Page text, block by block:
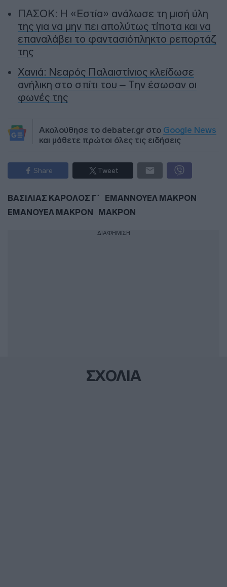
ΠΑΣΟΚ: Η «Εστία» ανάλωσε τη μισή ύλη
της για να μην πει απολύτως τίποτα και να
επαναλάβει το φαντασιόπληκτο ρεπορτάζ
της
Χανιά: Νεαρός Παλαιστίνιος κλείδωσε
ανήλικη στο σπίτι του – Την έσωσαν οι
φωνές της
Ακολούθησε το debater.gr στο Google News
και μάθετε πρώτοι όλες τις ειδήσεις
Share Tweet
ΒΑΣΙΛΙΑΣ ΚΑΡΟΛΟΣ Γ΄
ΕΜΑΝΝΟΥΕΛ ΜΑΚΡΟΝ
ΕΜΑΝΟΥΕΛ ΜΑΚΡΟΝ
ΜΑΚΡΟΝ
ΔΙΑΦΗΜΙΣΗ
ΣΧΟΛΙΑ